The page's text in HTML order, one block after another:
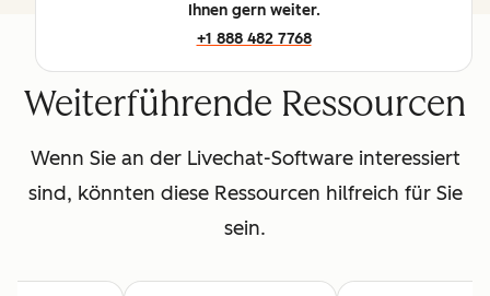
Ihnen gern weiter.
+1 888 482 7768
Weiterführende Ressourcen
Wenn Sie an der Livechat-Software interessiert
sind, könnten diese Ressourcen hilfreich für Sie
sein.